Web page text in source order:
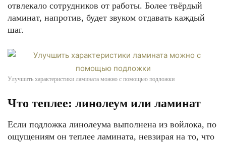
отвлекало сотрудников от работы. Более твёрдый
ламинат, напротив, будет звуком отдавать каждый
шаг.
Улучшить характеристики ламината можно с помощью подложки
Что теплее: линолеум или ламинат
Если подложка линолеума выполнена из войлока, по
ощущениям он теплее ламината, невзирая на то, что